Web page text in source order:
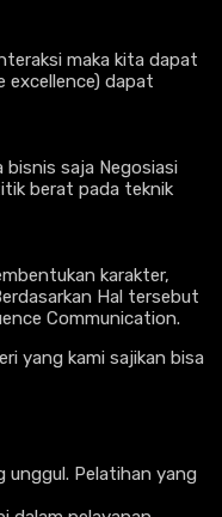
maka kita dapat
excellence) dapat
bisnis saja Negosiasi
berat pada teknik
karakter,
Hal tersebut
Communication.
yang kami sajikan bisa
unggul. Pelatihan yang